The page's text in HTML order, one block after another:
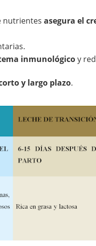
nutrientes asegura el
inmunológicoy
y largo plazo.